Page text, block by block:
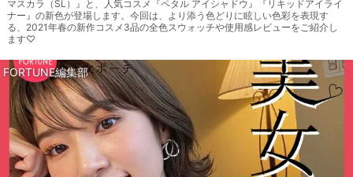
マスカラ（SL）』と、人気コスメ『ペタル アイシャドウ』『リキッドアイライ
ナー』の新色が登場します。今回は、より添う色どりに眩しい色彩を表現す
る、2021年春の新作コスメ3品の全色スウォッチや使用感レビューをご紹介し
ます♡
FORTUNE編集部